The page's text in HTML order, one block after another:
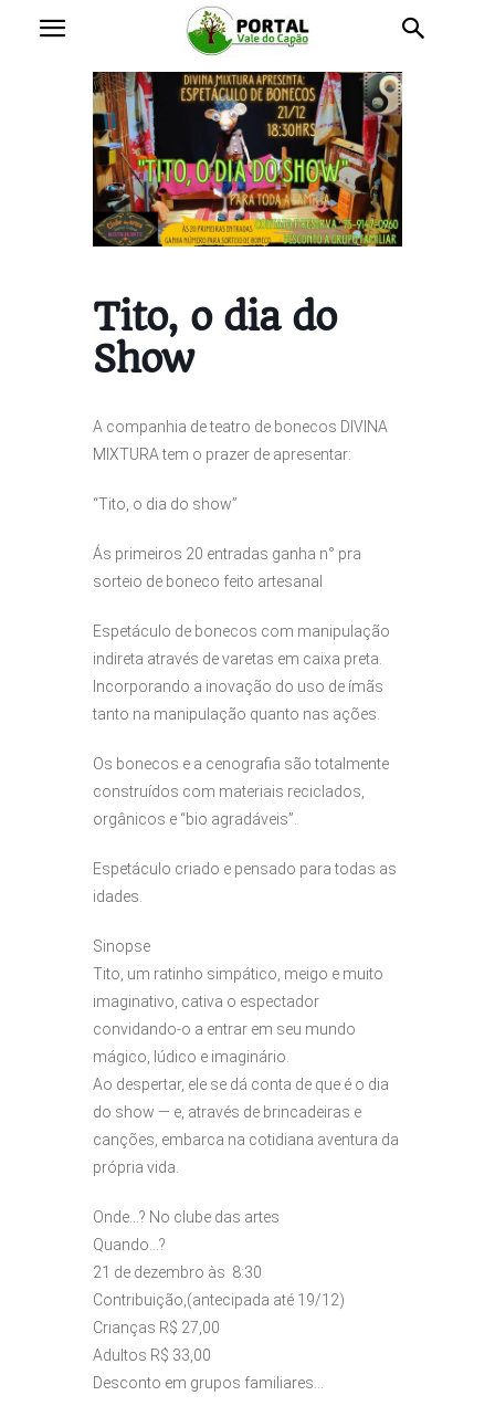
Tito, o dia do
Show
A companhia de teatro de bonecos DIVINA
MIXTURA tem o prazer de apresentar:
“Tito, o dia do show”
Ás primeiros 20 entradas ganha n° pra
sorteio de boneco feito artesanal
Espetáculo de bonecos com manipulação
indireta através de varetas em caixa preta.
Incorporando a inovação do uso de ímãs
tanto na manipulação quanto nas ações.
Os bonecos e a cenografia são totalmente
construídos com materiais reciclados,
orgânicos e “bio agradáveis”.
Espetáculo criado e pensado para todas as
idades.
Sinopse
Tito, um ratinho simpático, meigo e muito
imaginativo, cativa o espectador
convidando-o a entrar em seu mundo
mágico, lúdico e imaginário.
Ao despertar, ele se dá conta de que é o dia
do show — e, através de brincadeiras e
canções, embarca na cotidiana aventura da
própria vida.
Onde…? No clube das artes
Quando…?
21 de dezembro às 8:30
Contribuição,(antecipada até 19/12)
Crianças R$ 27,00
Adultos R$ 33,00
Desconto em grupos familiares…